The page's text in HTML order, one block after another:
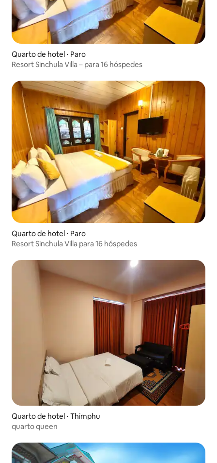
Quarto de hotel ⋅ Paro
Resort Sinchula Villa – para 16 hóspedes
Quarto de hotel ⋅ Paro
Resort Sinchula Villa para 16 hóspedes
Quarto de hotel ⋅ Thimphu
quarto queen